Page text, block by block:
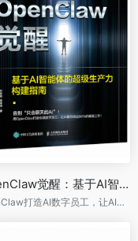
《OpenClaw觉醒：基于AI智能体的超级生产力构建指南》
用OpenClaw打造AI数字员工，让AI替你搞定80%的重复工作